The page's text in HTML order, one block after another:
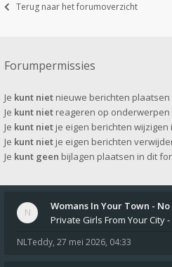
Terug naar het forumoverzicht
Forumpermissies
Je kunt niet nieuwe berichten
Je kunt niet reageren op onderwerpen
Je kunt niet je eigen berichten wijzigen
Je kunt niet je eigen berichten
Je kunt geen bijlagen plaatsen in dit
Womans In Your Town -
NLTeddy, 27 mei 2026, 04:33